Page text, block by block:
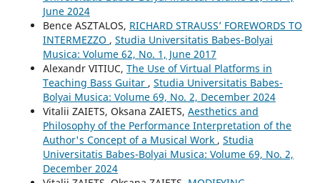
June 2024
Bence ASZTALOS, RICHARD STRAUSS’ FOREWORDS TO
INTERMEZZO , Studia Universitatis Babes-Bolyai
Musica: Volume 62, No. 1, June 2017
Alexandr VITIUC, The Use of Virtual Platforms in
Teaching Bass Guitar , Studia Universitatis Babes-
Bolyai Musica: Volume 69, No. 2, December 2024
Vіtalіi ZAIETS, Oksana ZAIETS, Aesthetics and
Philosophy of the Performance Interpretation of the
Author's Concept of a Musical Work , Studia
Universitatis Babes-Bolyai Musica: Volume 69, No. 2,
December 2024